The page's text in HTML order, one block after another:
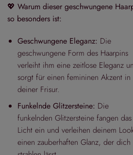
💖 Warum dieser geschwungene
so besonders ist:
Geschwungene Eleganz: Die
geschwungene Form des Haarpins
verleiht ihm eine zeitlose Eleganz
sorgt für einen femininen Akzent in
deiner Frisur.
Funkelnde Glitzersteine: Die
funkelnden Glitzersteine fangen das
Licht ein und verleihen deinem
einen zauberhaften Glanz, der dich